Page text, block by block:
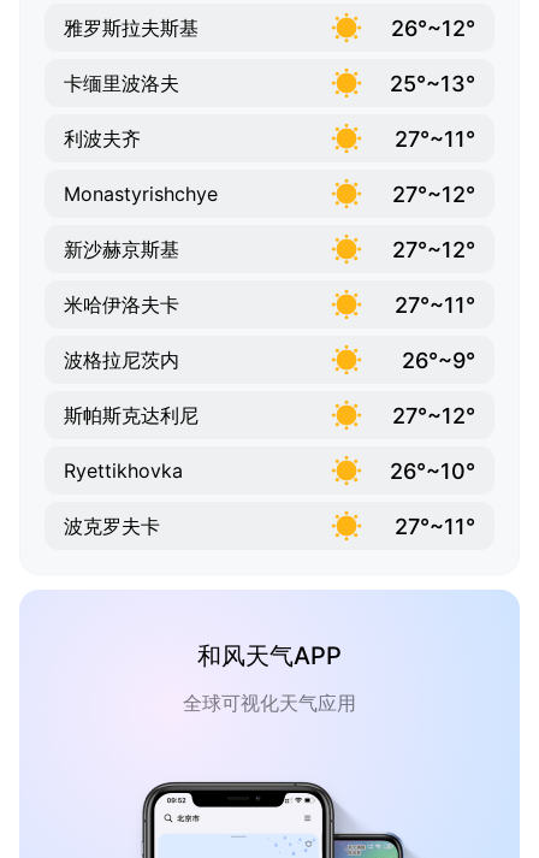
雅罗斯拉夫斯基 26°~12°
卡缅里波洛夫 25°~13°
利波夫齐 27°~11°
Monastyrishchye 27°~12°
新沙赫京斯基 27°~12°
米哈伊洛夫卡 27°~11°
波格拉尼茨内 26°~9°
斯帕斯克达利尼 27°~12°
Ryettikhovka 26°~10°
波克罗夫卡 27°~11°
和风天气APP
全球可视化天气应用